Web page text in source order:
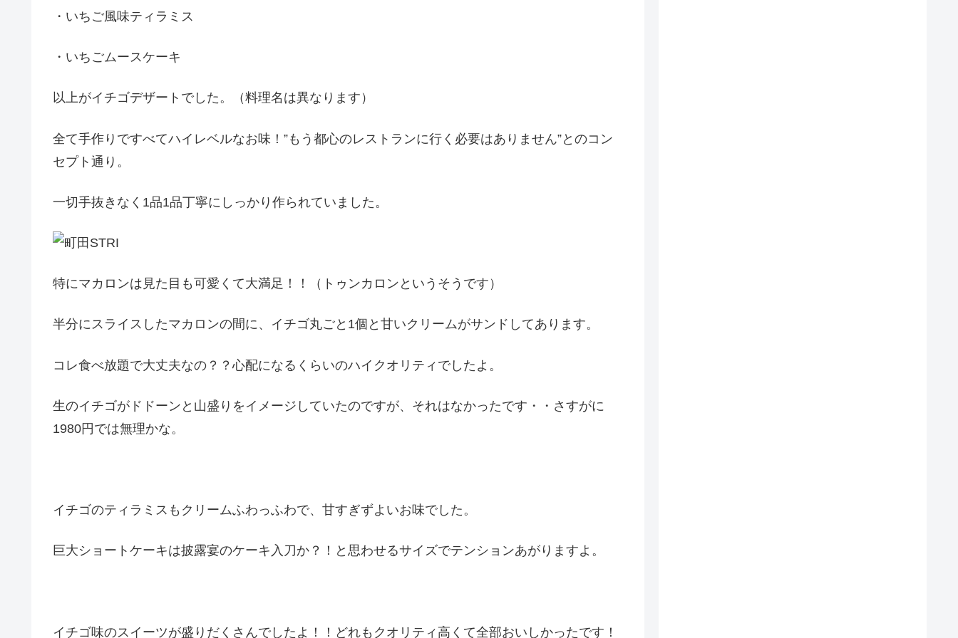
・いちご風味ティラミス
・いちごムースケーキ
以上がイチゴデザートでした。（料理名は異なります）
全て手作りですべてハイレベルなお味！”もう都心のレストランに行く必要はありません”とのコン
セプト通り。
一切手抜きなく1品1品丁寧にしっかり作られていました。
特にマカロンは見た目も可愛くて大満足！！（トゥンカロンというそうです）
半分にスライスしたマカロンの間に、イチゴ丸ごと1個と甘いクリームがサンドしてあります。
コレ食べ放題で大丈夫なの？？心配になるくらいのハイクオリティでしたよ。
生のイチゴがドドーンと山盛りをイメージしていたのですが、それはなかったです・・さすがに
1980円では無理かな。
イチゴのティラミスもクリームふわっふわで、甘すぎずよいお味でした。
巨大ショートケーキは披露宴のケーキ入刀か？！と思わせるサイズでテンションあがりますよ。
イチゴ味のスイーツが盛りだくさんでしたよ！！どれもクオリティ高くて全部おいしかったです！